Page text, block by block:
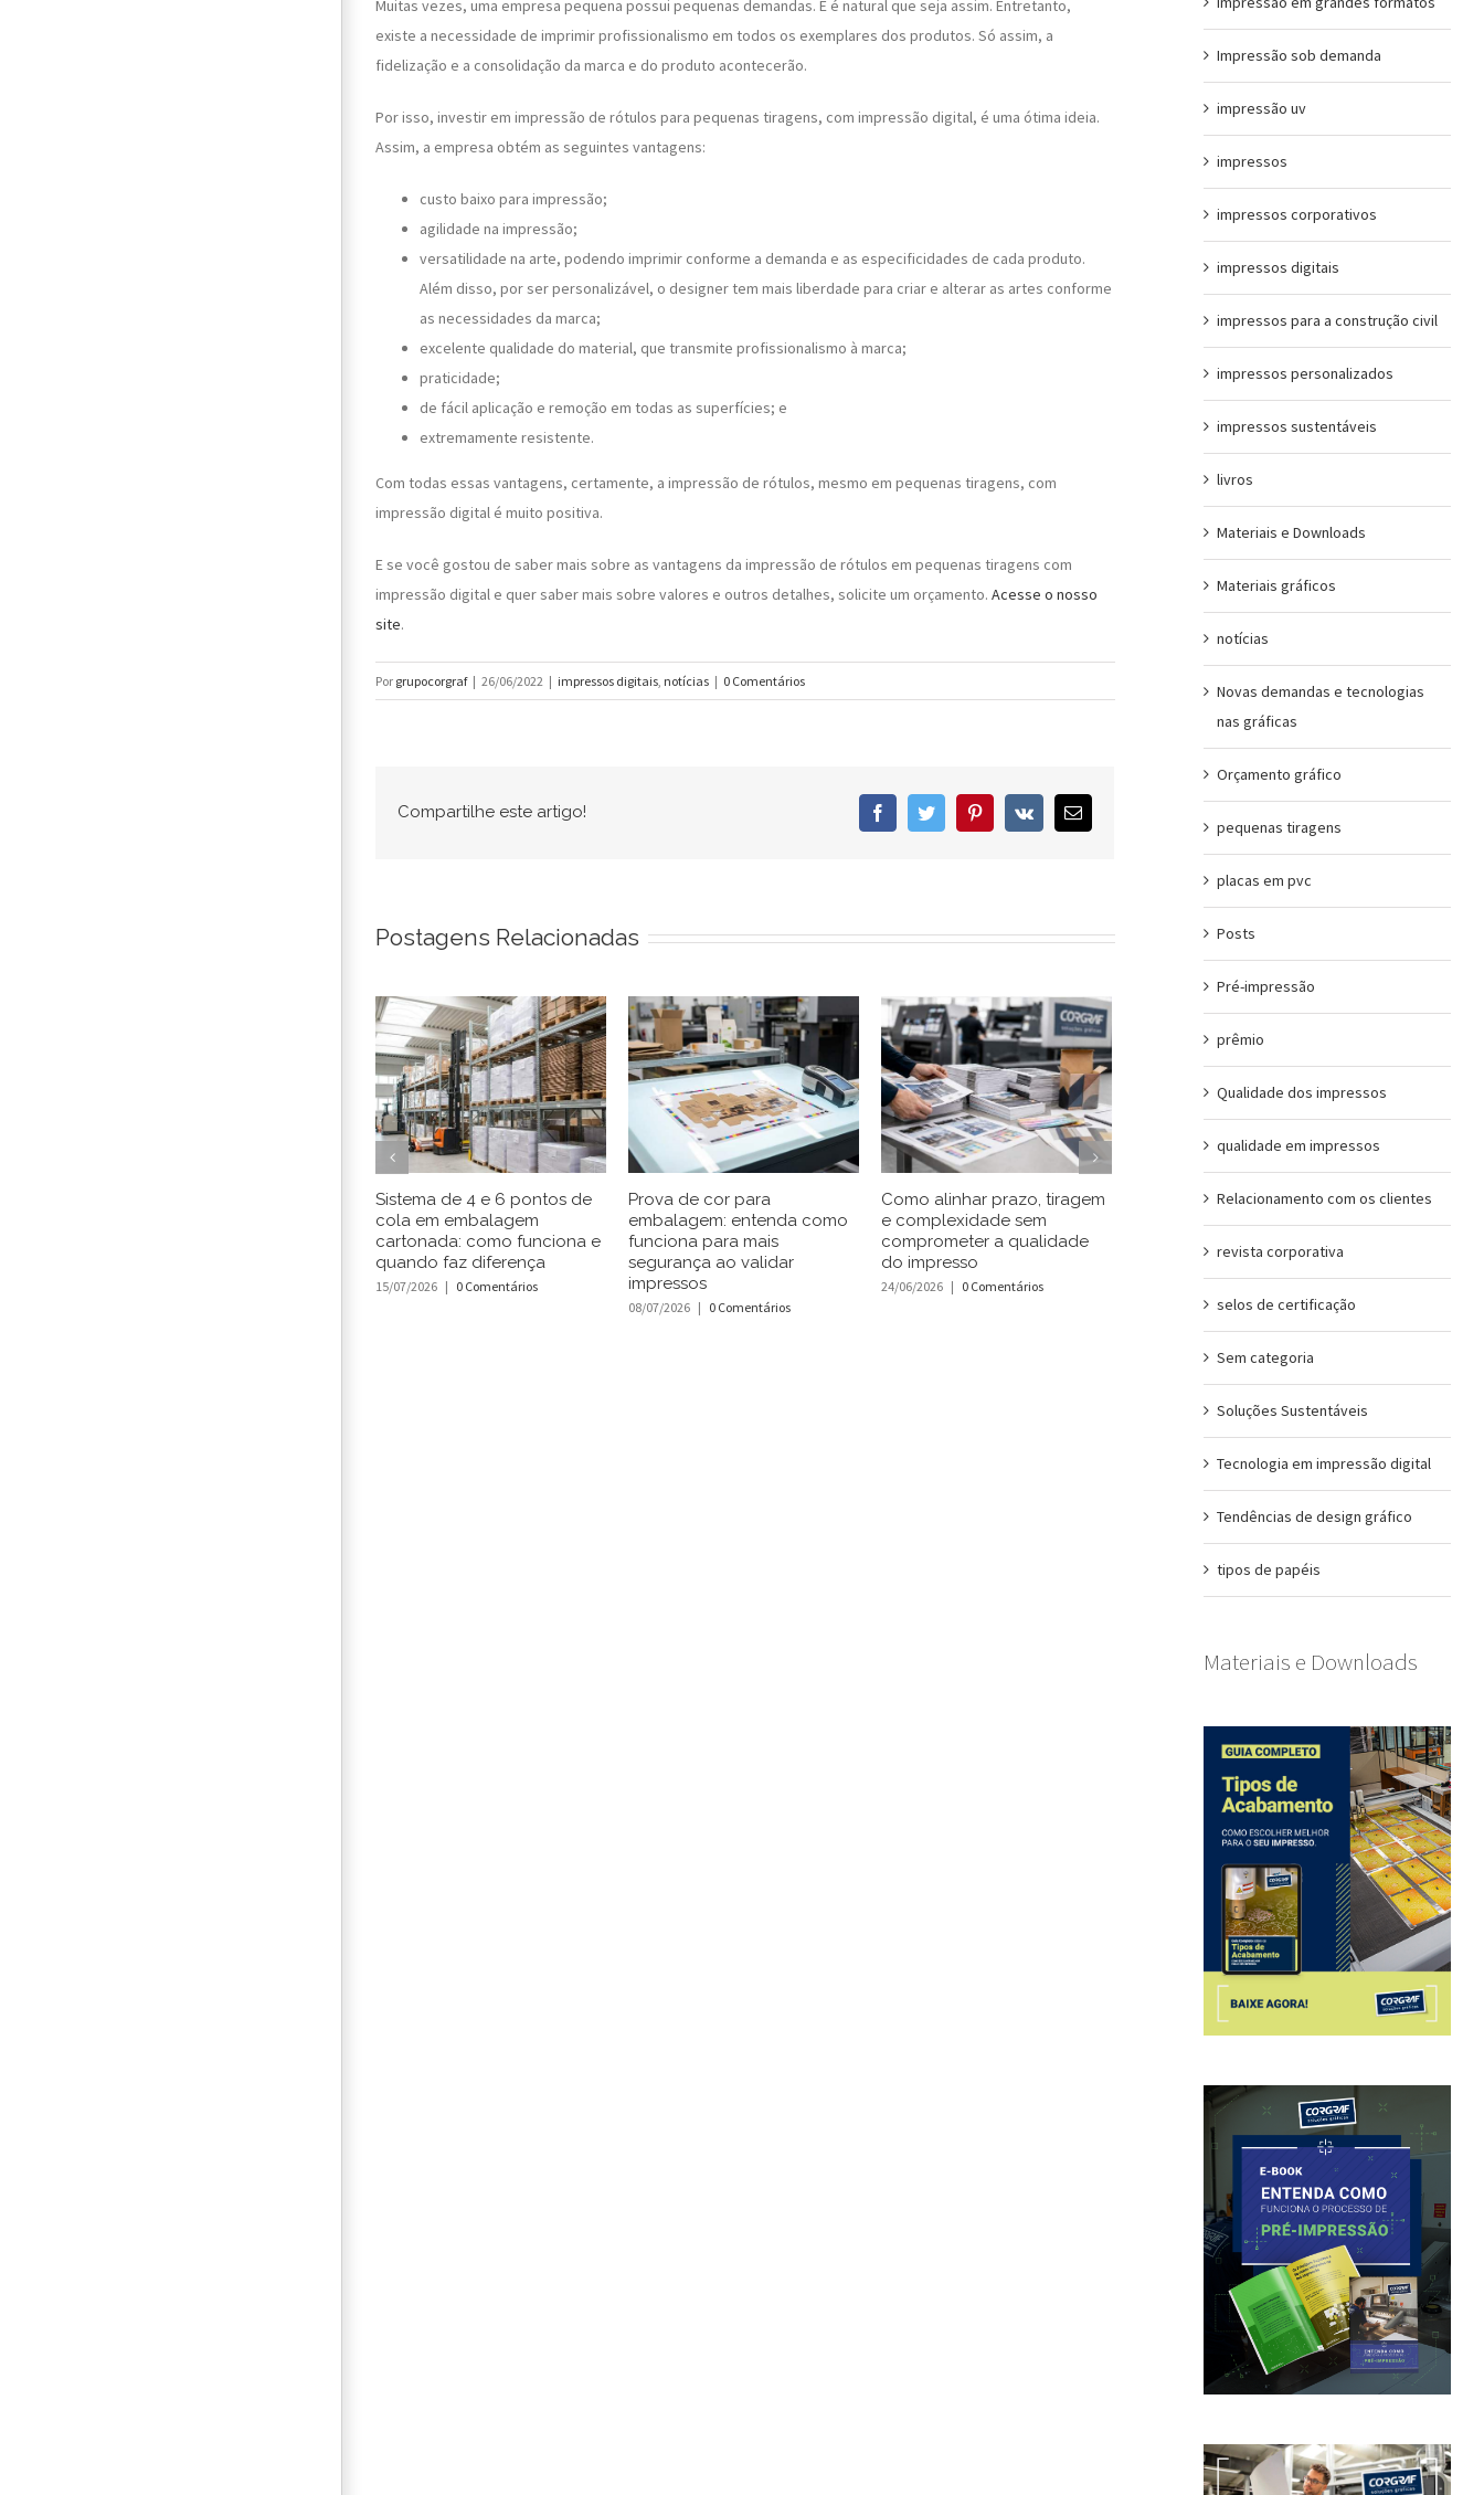
Muitas vezes, uma empresa pequena possui pequenas demandas. E é natural que seja assim. Entretanto,
existe a necessidade de imprimir profissionalismo em todos os exemplares dos produtos. Só assim, a
fidelização e a consolidação da marca e do produto acontecerão.
Por isso, investir em impressão de rótulos para pequenas tiragens, com impressão digital, é uma ótima ideia.
Assim, a empresa obtém as seguintes vantagens:
custo baixo para impressão;
agilidade na impressão;
versatilidade na arte, podendo imprimir conforme a demanda e as especificidades de cada produto.
Além disso, por ser personalizável, o designer tem mais liberdade para criar e alterar as artes conforme
as necessidades da marca;
excelente qualidade do material, que transmite profissionalismo à marca;
praticidade;
de fácil aplicação e remoção em todas as superfícies; e
extremamente resistente.
Com todas essas vantagens, certamente, a impressão de rótulos, mesmo em pequenas tiragens, com
impressão digital é muito positiva.
E se você gostou de saber mais sobre as vantagens da impressão de rótulos em pequenas tiragens com
impressão digital e quer saber mais sobre valores e outros detalhes, solicite um orçamento. Acesse o nosso
site.
Por grupocorgraf | 26/06/2022 | impressos digitais, notícias | 0 Comentários
Compartilhe este artigo! FacebookTwitter PinterestVk
E-
mail
Postagens Relacionadas
Sistema de 4 e 6 pontos de
cola em embalagem
cartonada: como funciona e
quando faz diferença
15/07/2026 | 0 Comentários
Prova de cor para
embalagem: entenda como
funciona para mais
segurança ao validar
impressos
08/07/2026 | 0 Comentários
Como alinhar prazo, tiragem
e complexidade sem
comprometer a qualidade
do impresso
24/06/2026 | 0 Comentários
Entenda porque o
desenvolvimento
cartotécnico de embalagens
começa muito antes do
projeto de faca
| 0 Comentários
Retícula
impressão
Impressão sob demanda
impressão uv
impressos
impressos corporativos
impressos digitais
impressos para a construção civil
impressos personalizados
impressos sustentáveis
livros
Materiais e Downloads
Materiais gráficos
notícias
Novas demandas e tecnologias
nas gráficas
Orçamento gráfico
pequenas tiragens
placas em pvc
Posts
Pré-impressão
prêmio
Qualidade dos impressos
qualidade em impressos
Relacionamento com os clientes
revista corporativa
selos de certificação
Sem categoria
Soluções Sustentáveis
Tecnologia em impressão digital
Tendências de design gráfico
tipos de papéis
Materiais e Downloads